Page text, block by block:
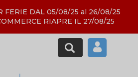
FERIE DAL 05/08/25 al 26/08/25
RIAPRE IL 27/08/25